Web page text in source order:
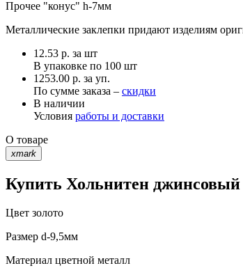
Прочее "конус" h-7мм
Металлические заклепки придают изделиям
12.53 р. за шт
В упаковке по 100 шт
1253.00 р. за уп.
По сумме заказа – скидки
В наличии
Условия работы и доставки
О товаре
xmark
Купить Хольнитен джинсовый
Цвет золото
Размер d-9,5мм
Материал цветной металл